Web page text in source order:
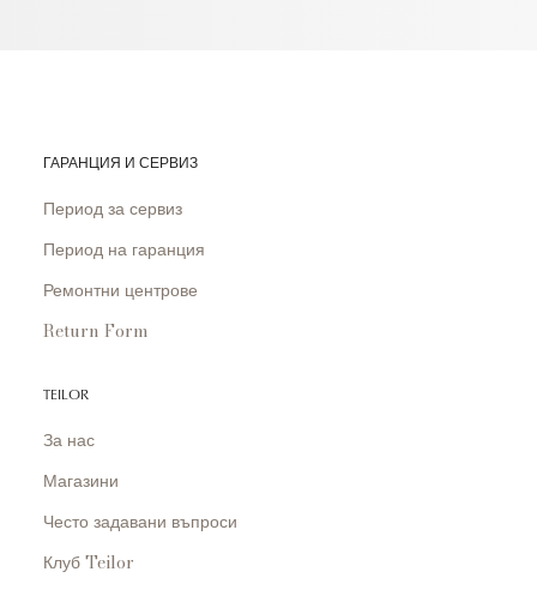
ГАРАНЦИЯ И СЕРВИЗ
Период за сервиз
Период на гаранция
Ремонтни центрове
Return Form
TEILOR
За нас
Магазини
Често задавани въпроси
Клуб Teilor